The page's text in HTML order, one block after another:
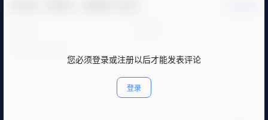
您必须登录或注册以后才能发表评论
登录